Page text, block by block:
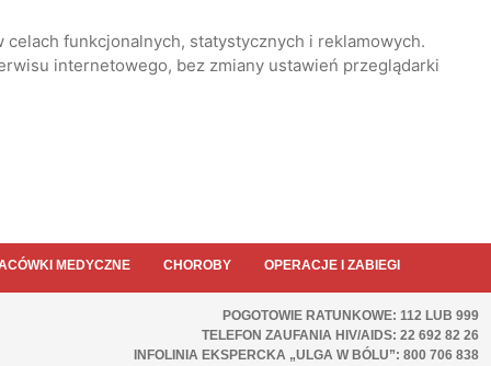
funkcjonalnych, statystycznych i reklamowych.
internetowego, bez zmiany ustawień przeglądarki
MEDYCZNE CHOROBY OPERACJE I ZABIEGI
POGOTOWIE RATUNKOWE: 112 LUB 999
TELEFON ZAUFANIA HIV/AIDS: 22 692 82 26
INFOLINIA EKSPERCKA „ULGA W BÓLU”: 800 706 838